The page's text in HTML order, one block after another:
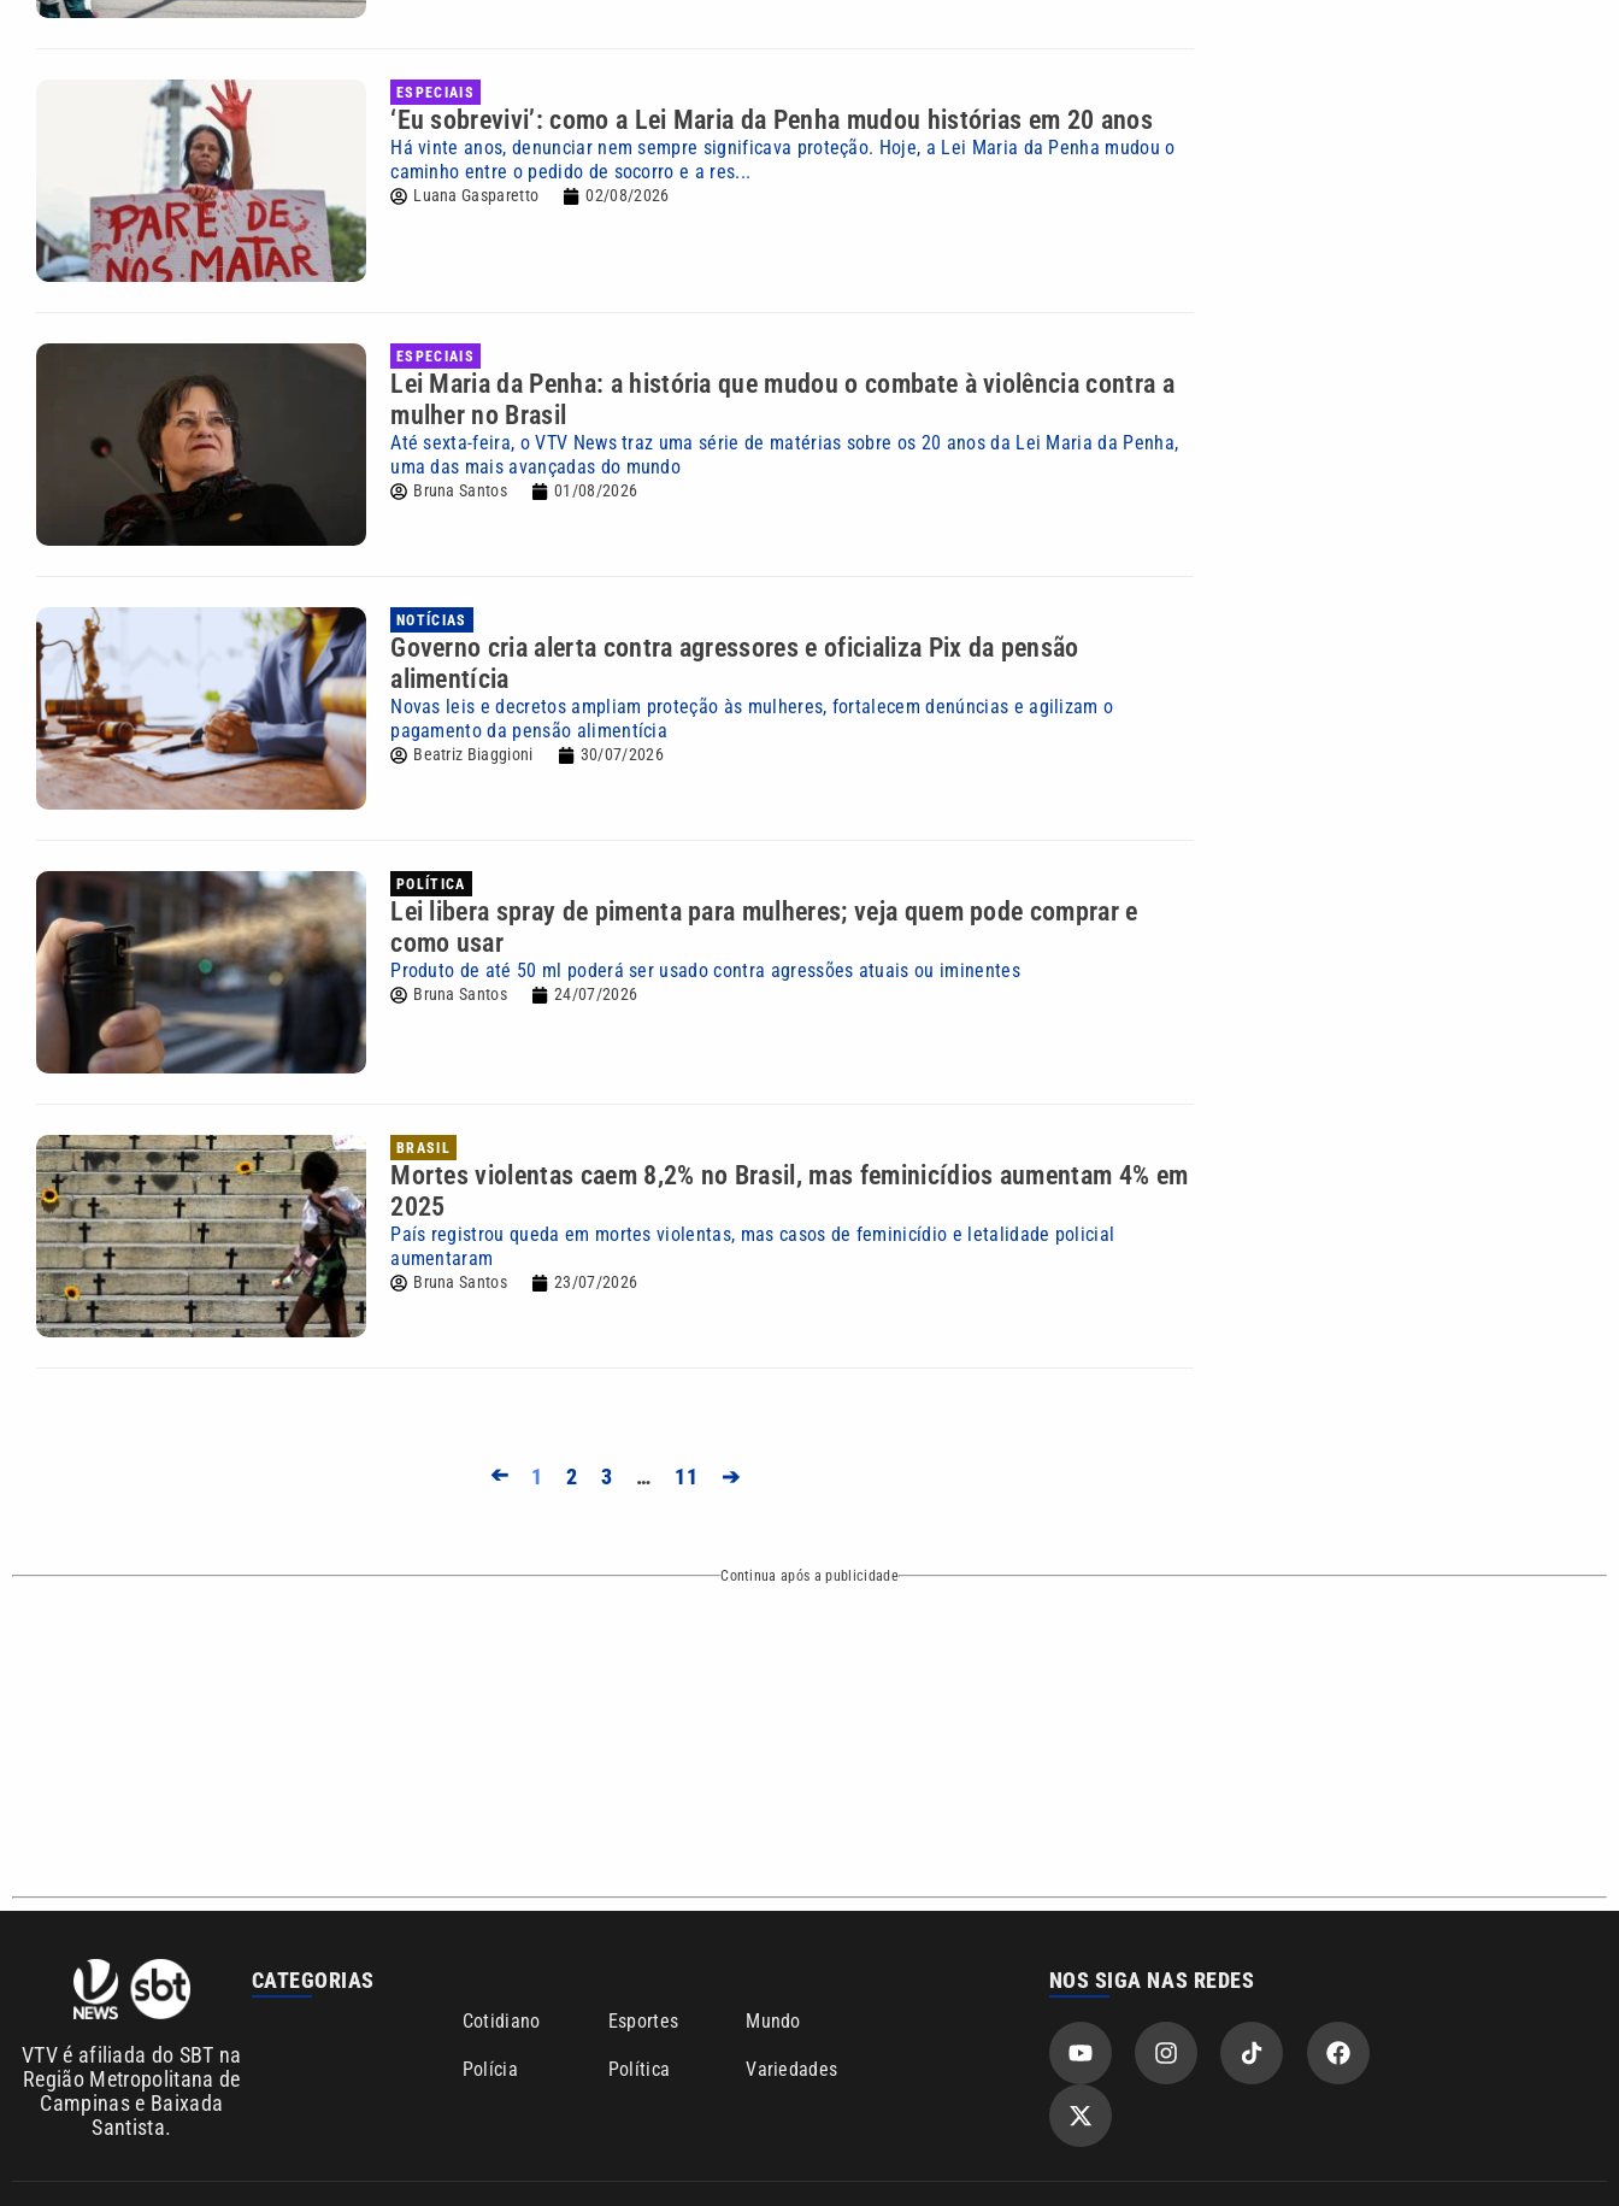
ESPECIAIS
‘Eu sobrevivi’: como a Lei Maria da Penha mudou histórias em 20 anos
Há vinte anos, denunciar nem sempre significava proteção. Hoje, a Lei Maria da Penha mudou o
caminho entre o pedido de socorro e a res...
Luana Gasparetto 02/08/2026
ESPECIAIS
Lei Maria da Penha: a história que mudou o combate à violência contra a
mulher no Brasil
Até sexta-feira, o VTV News traz uma série de matérias sobre os 20 anos da Lei Maria da Penha,
uma das mais avançadas do mundo
Bruna Santos 01/08/2026
NOTÍCIAS
Governo cria alerta contra agressores e oficializa Pix da pensão
alimentícia
Novas leis e decretos ampliam proteção às mulheres, fortalecem denúncias e agilizam o
pagamento da pensão alimentícia
Beatriz Biaggioni 30/07/2026
POLÍTICA
Lei libera spray de pimenta para mulheres; veja quem pode comprar e
como usar
Produto de até 50 ml poderá ser usado contra agressões atuais ou iminentes
Bruna Santos 24/07/2026
BRASIL
Mortes violentas caem 8,2% no Brasil, mas feminicídios aumentam 4% em
2025
País registrou queda em mortes violentas, mas casos de feminicídio e letalidade policial
aumentaram
Bruna Santos 23/07/2026
➔ 1 2 3 … 11 ➔
Continua após a publicidade
Sobre nós Anuncie agora com a emissora VTV SBT Área de cobertura que a VTV SBT acompanha: Entre em contato com a VTV News
Copyright © 2026. Todos os direitos reservados | Empresa de Comunicação PRM Ltda – CNPJ: 01.773.119.0001-60 Política de privacidade